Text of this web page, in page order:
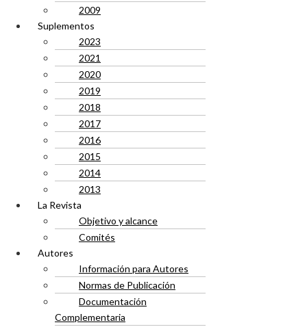
2009
Suplementos
2023
2021
2020
2019
2018
2017
2016
2015
2014
2013
La Revista
Objetivo y alcance
Comités
Autores
Información para Autores
Normas de Publicación
Documentación
Complementaria